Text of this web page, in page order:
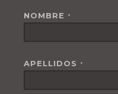
NOMBRE *
APELLIDOS *